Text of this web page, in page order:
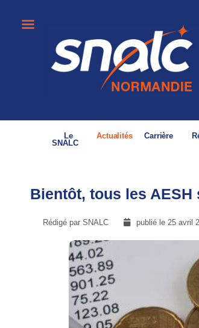
Le
SNALC
Actualités Carrière
Bientôt, tous les AESH
Rédigé par SNALC publié le 25 avril